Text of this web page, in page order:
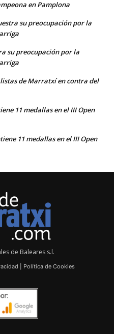
en Pamplona
su preocupación por la
su preocupación por la
de Marratxí en contra del
11 medallas en el III Open
11 medallas en el III Open
de Baleares s.l.
Política de Cookies